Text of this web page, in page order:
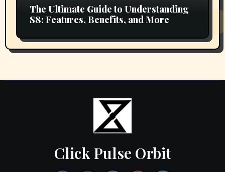
The Ultimate Guide to Understanding
S8: Features, Benefits, and More
Click Pulse Orbit